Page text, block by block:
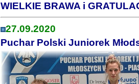
WIELKIE BRAWA i
27.09.2020
Puchar Polski Juniorek